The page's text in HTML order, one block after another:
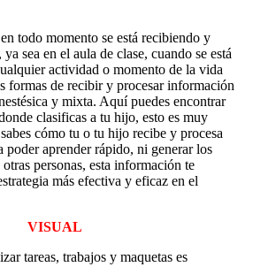
todo momento se está recibiendo y
sea en el aula de clase, cuando se está
actividad o momento de la vida
formas de recibir y procesar información
y mixta. Aquí puedes encontrar
clasificas a tu hijo, esto es muy
cómo tu o tu hijo recibe y procesa
poder aprender rápido, ni generar los
personas, esta información te
más efectiva y eficaz en el
VISUAL
tareas, trabajos y maquetas es